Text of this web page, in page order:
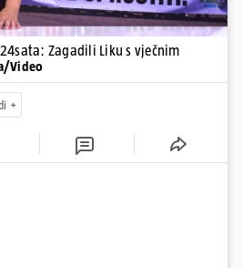
Zagadili Liku s vječnim
Video